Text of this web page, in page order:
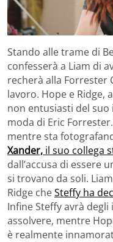
Stando alle trame di
confesserà a Liam di
recherà alla Forrester
lavoro. Hope e Ridge,
non entusiasti del suo
moda di Eric Forrester.
mentre sta
Xander, il suo collega
dall’accusa di essere
si trovano da soli.
Ridge cheSteffy ha
Infine Steffy avrà
assolvere, mentre
è realmente